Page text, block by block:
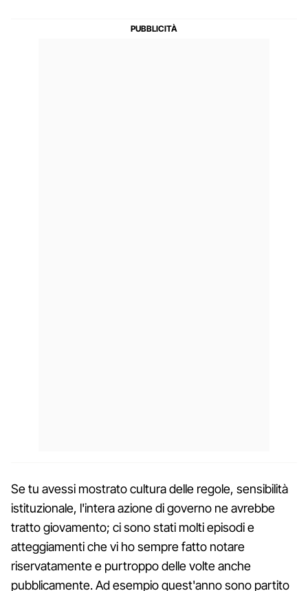
Se tu avessi mostrato cultura delle regole, sensibilità
istituzionale, l'intera azione di governo ne avrebbe
tratto giovamento; ci sono stati molti episodi e
atteggiamenti che vi ho sempre fatto notare
riservatamente e purtroppo delle volte anche
pubblicamente. Ad esempio quest'anno sono partito